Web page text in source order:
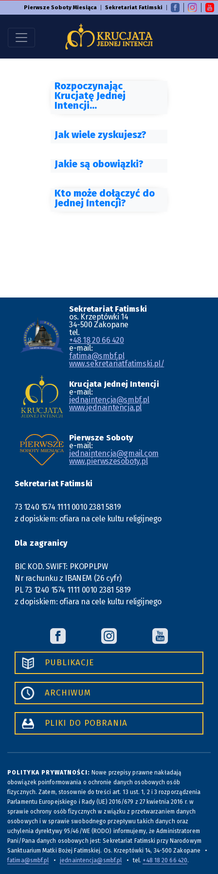
Pierwsze Soboty Miesiąca Sekretariat Fatimski
Rozpoczynając
Krucjatę Jednej
Intencji...
Jak wiele zyskujesz?
Jakie są obowiązki?
Kto może dołączyć do
Jednej Intencji?
Sekretariat Fatimski
os. Krzeptówki 14
34-500 Zakopane
tel.
+48 18 20 66 420
e-mail:
fatima@smbf.pl
www.sekretariatfatimski.pl/
Krucjata Jednej Intencji
e-mail:
jednaintencja@smbf.pl
www.jednaintencja.pl
Pierwsze Soboty
e-mail:
jednaintencja@gmail.com
www.pierwszesoboty.pl
Sekretariat Fatimski
73 1240 1574 1111 0010 2381 5819
z dopiskiem: ofiara na cele kultu religijnego
Dla zagranicy
BIC KOD. SWIFT: PKOPPLPW
Nr rachunku z IBANEM (26 cyfr)
PL 73 1240 1574 1111 0010 2381 5819
z dopiskiem: ofiara na cele kultu religijnego
PUBLIKACJE
ARCHIWUM
PLIKI DO POBRANIA
POLITYKA PRYWATNOŚCI: Nowe przepisy prawne nakładają
obowiązek poinformowania o ochronie danych osobowych osób
fizycznych. Zatem, stosownie do treści art. 13 ust. 1, 2 i 3 rozporządzenia
Parlamentu Europejskiego i Rady (UE) 2016/679 z 27 kwietnia 2016 r. w
sprawie ochrony osób fizycznych w związku z przetwarzaniem danych
osobowych i w sprawie swobodnego przepływu takich danych oraz
uchylenia dyrektywy 95/46/WE (RODO) informujemy, że Administratorem
Pani/Pana danych osobowych jest: Sekretariat Fatimski przy Narodowym
Sanktuarium Matki Bożej Fatimskiej. Os. Krzeptówki 14, 34-500 Zakopane •
fatima@smbf.pl •jednaintencja@smbf.pl • tel. +48 18 20 66 420.